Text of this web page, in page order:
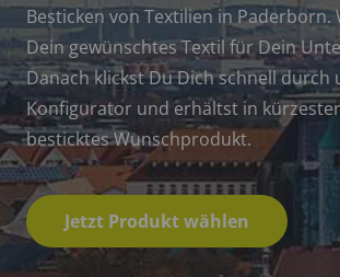
Besticken von Textilien in Paderborn.
Dein gewünschtes Textil für Dein
Danach klickst Du Dich schnell durch
Konfigurator und erhältst in
besticktes Wunschprodukt.
Jetzt Produkt wählen